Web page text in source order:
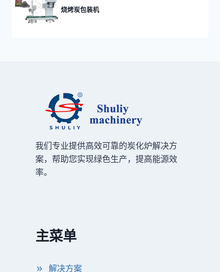
烧烤炭包装机
我们专业提供高效可靠的炭化炉解决方
案，帮助您实现绿色生产，提高能源效
率。
主菜单
解决方案